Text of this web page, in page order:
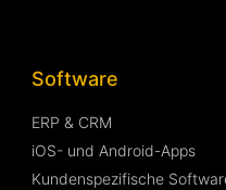
Software
ERP & CRM
iOS- und Android-Apps
Kundenspezifische